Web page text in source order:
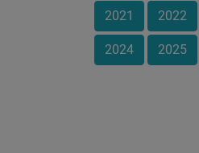
2021 2022
2024 2025